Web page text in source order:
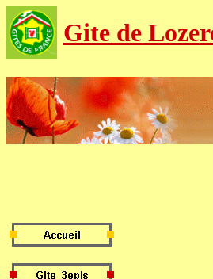
Gite de